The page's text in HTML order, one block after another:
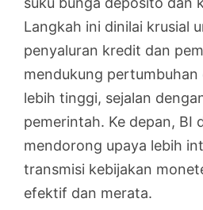
Langkah ini dinilai krusial
penyaluran kredit dan
mendukung pertumbuhan
lebih tinggi, sejalan
pemerintah. Ke depan, BI
mendorong upaya lebih
transmisi kebijakan
efektif dan merata.